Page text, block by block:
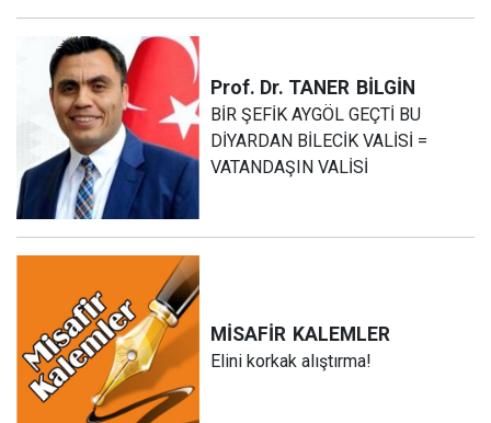
Prof. Dr. TANER BİLGİN
BİR ŞEFİK AYGÖL GEÇTİ BU
DİYARDAN BİLECİK VALİSİ =
VATANDAŞIN VALİSİ
MİSAFİR KALEMLER
Elini korkak alıştırma!